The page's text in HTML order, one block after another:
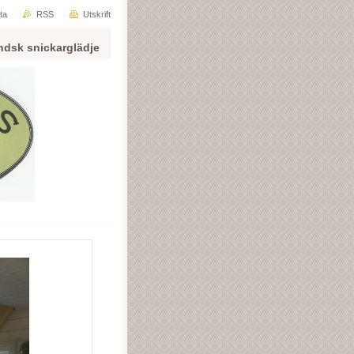
snickarglädje
RSS Utskrift